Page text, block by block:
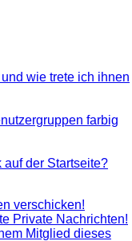
wie trete ich ihnen
farbig
auf der Startseite?
verschicken!
Private Nachrichten!
Mitglied dieses